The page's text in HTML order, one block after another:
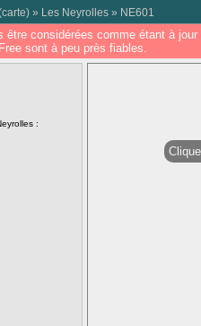
carte) » Les Neyrolles » NE601
être considérées comme étant à
sont à peu près fiables.
: